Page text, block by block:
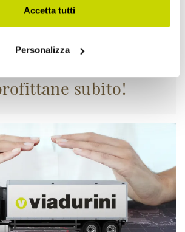
Accetta tutti
Personalizza
subito!